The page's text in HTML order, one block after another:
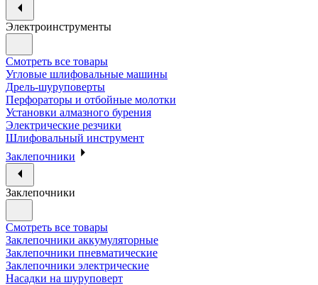
Электроинструменты
Смотреть все товары
Угловые шлифовальные машины
Дрель-шуруповерты
Перфораторы и отбойные молотки
Установки алмазного бурения
Электрические резчики
Шлифовальный инструмент
Заклепочники
Заклепочники
Смотреть все товары
Заклепочники аккумуляторные
Заклепочники пневматические
Заклепочники электрические
Насадки на шуруповерт